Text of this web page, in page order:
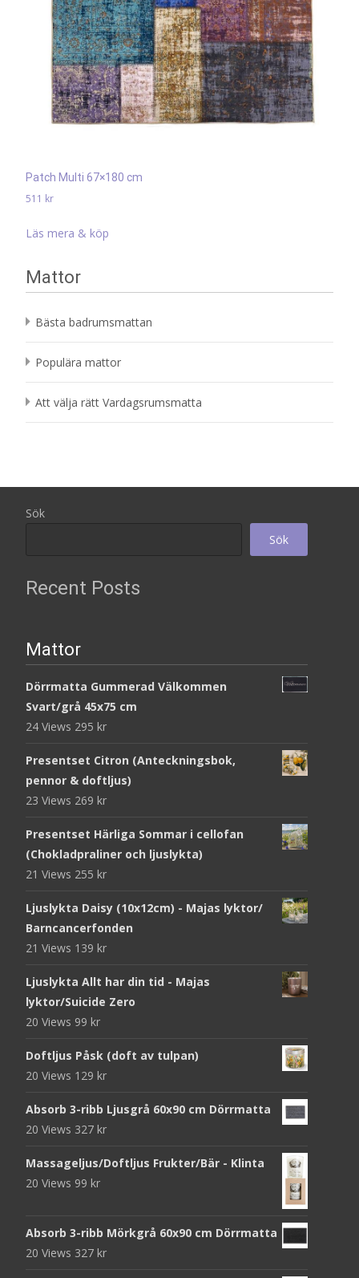
Patch Multi 67×180 cm
511 kr
Läs mera & köp
Mattor
Bästa badrumsmattan
Populära mattor
Att välja rätt Vardagsrumsmatta
Sök
Sök
Recent Posts
Mattor
Dörrmatta Gummerad Välkommen
Svart/grå 45x75 cm
24 Views 295 kr
Presentset Citron (Anteckningsbok,
pennor & doftljus)
23 Views 269 kr
Presentset Härliga Sommar i cellofan
(Chokladpraliner och ljuslykta)
21 Views 255 kr
Ljuslykta Daisy (10x12cm) - Majas lyktor/
Barncancerfonden
21 Views 139 kr
Ljuslykta Allt har din tid - Majas
lyktor/Suicide Zero
20 Views 99 kr
Doftljus Påsk (doft av tulpan)
20 Views 129 kr
Absorb 3-ribb Ljusgrå 60x90 cm Dörrmatta
20 Views 327 kr
Massageljus/Doftljus Frukter/Bär - Klinta
20 Views 99 kr
Absorb 3-ribb Mörkgrå 60x90 cm Dörrmatta
20 Views 327 kr